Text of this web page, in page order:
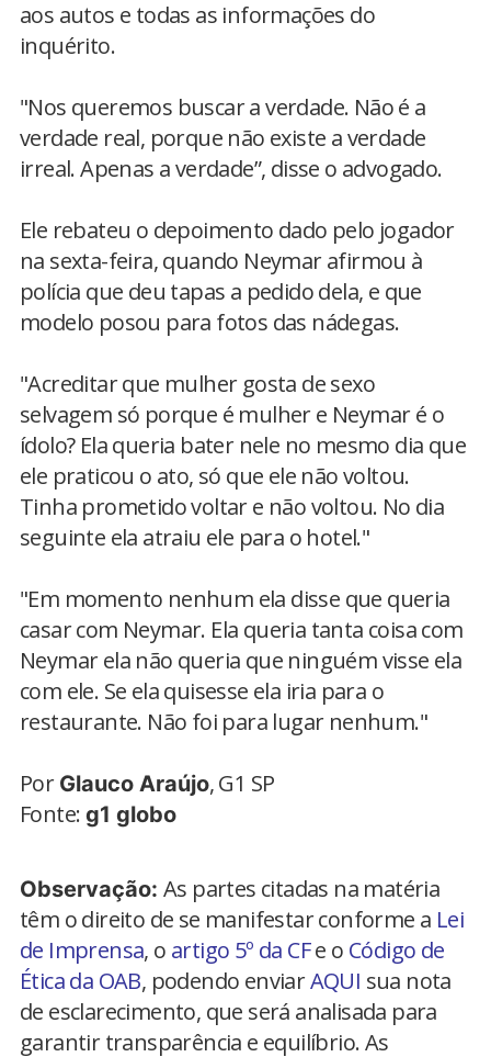
aos autos e todas as informações do
inquérito.
"Nos queremos buscar a verdade. Não é a
verdade real, porque não existe a verdade
irreal. Apenas a verdade”, disse o advogado.
Ele rebateu o depoimento dado pelo jogador
na sexta-feira, quando Neymar afirmou à
polícia que deu tapas a pedido dela, e que
modelo posou para fotos das nádegas.
"Acreditar que mulher gosta de sexo
selvagem só porque é mulher e Neymar é o
ídolo? Ela queria bater nele no mesmo dia que
ele praticou o ato, só que ele não voltou.
Tinha prometido voltar e não voltou. No dia
seguinte ela atraiu ele para o hotel."
"Em momento nenhum ela disse que queria
casar com Neymar. Ela queria tanta coisa com
Neymar ela não queria que ninguém visse ela
com ele. Se ela quisesse ela iria para o
restaurante. Não foi para lugar nenhum."
Por Glauco Araújo, G1 SP
Fonte: g1 globo
Observação: As partes citadas na matéria
têm o direito de se manifestar conforme a Lei
de Imprensa, o artigo 5º da CFe o Código de
Ética da OAB, podendo enviarAQUI sua nota
de esclarecimento, que será analisada para
garantir transparência e equilíbrio. As